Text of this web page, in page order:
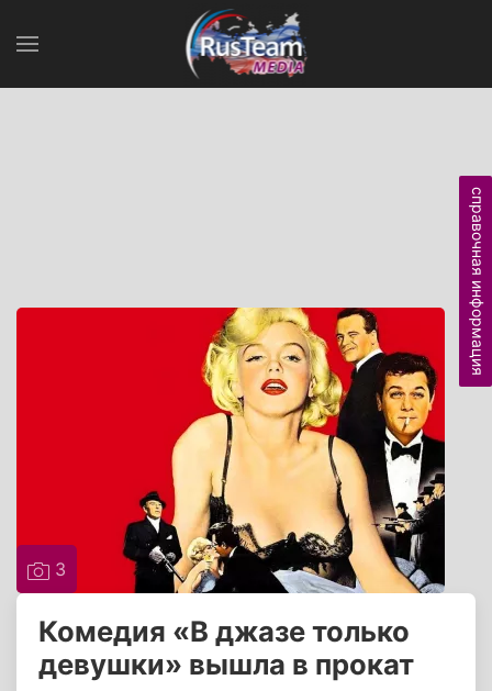
3
Комедия «В джазе только
девушки» вышла в прокат
справочная информация